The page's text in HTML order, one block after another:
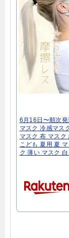
6月16日〜順次
マスク 冷感マス
マスク 布 マスク
こども 夏用 夏
ク 薄い マスク